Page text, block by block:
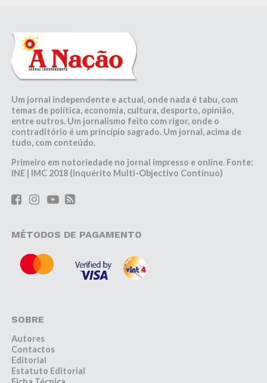
Um jornal independente e actual, onde nada é tabu, com
temas de política, economia, cultura, desporto, opinião,
entre outros. Um jornalismo feito com rigor, onde o
contraditório é um princípio sagrado. Um jornal, acima de
tudo, com conteúdo.
Primeiro em notoriedade no jornal impresso e online. Fonte:
INE | IMC 2018 (Inquérito Multi-Objectivo Contínuo)
MÉTODOS DE PAGAMENTO
SOBRE
Autores
Contactos
Editorial
Estatuto Editorial